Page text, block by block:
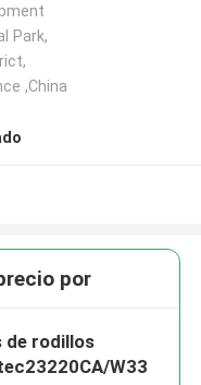
Park,
,China
por
de rodillos
W33